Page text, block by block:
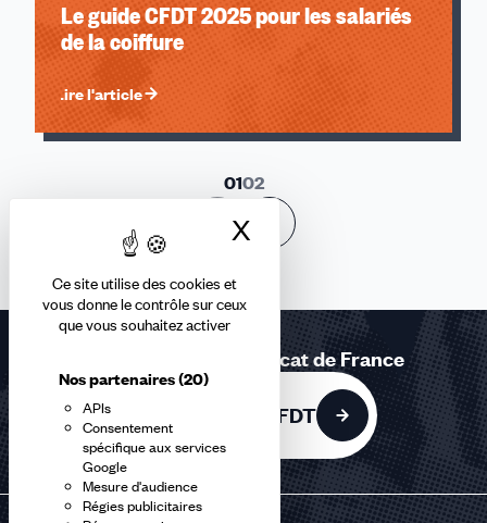
Ce site utilise des cookies et
vous donne le contrôle sur ceux
que vous souhaitez activer
Nos partenaires(20)
APIs
Consentement
spécifique aux services
Google
Mesure d'audience
Régies publicitaires
X Masquer le
Le guide CFDT 2025 pour les salariés
de la coiffure
Lire l'article
0102
Rejoignez le 1er syndicat de France
Adhérer à la CFDT